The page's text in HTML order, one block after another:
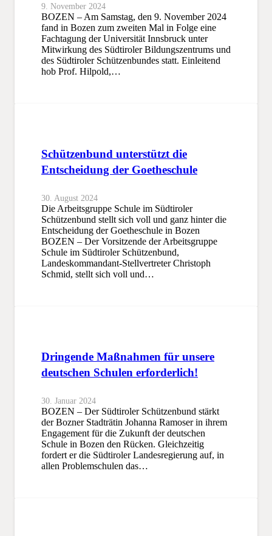
9. November 2024
BOZEN – Am Samstag, den 9. November 2024
fand in Bozen zum zweiten Mal in Folge eine
Fachtagung der Universität Innsbruck unter
Mitwirkung des Südtiroler Bildungszentrums und
des Südtiroler Schützenbundes statt. Einleitend
hob Prof. Hilpold,…
Schützenbund unterstützt die
Entscheidung der Goetheschule
30. August 2024
Die Arbeitsgruppe Schule im Südtiroler
Schützenbund stellt sich voll und ganz hinter die
Entscheidung der Goetheschule in Bozen
BOZEN – Der Vorsitzende der Arbeitsgruppe
Schule im Südtiroler Schützenbund,
Landeskommandant-Stellvertreter Christoph
Schmid, stellt sich voll und…
Dringende Maßnahmen für unsere
deutschen Schulen erforderlich!
30. Januar 2024
BOZEN – Der Südtiroler Schützenbund stärkt
der Bozner Stadträtin Johanna Ramoser in ihrem
Engagement für die Zukunft der deutschen
Schule in Bozen den Rücken. Gleichzeitig
fordert er die Südtiroler Landesregierung auf, in
allen Problemschulen das…